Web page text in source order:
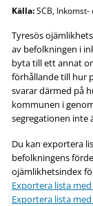
Källa:SCB, Inkomst-
Tyresös
av befolkningen i
byta till ett annat
förhållande till hur
svarar därmed på
kommunen i
segregationen inte
Du kan exportera
befolkningens
ojämlikhetsindex
Exportera lista
Exportera lista